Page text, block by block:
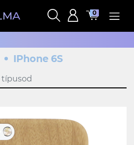
0
IPhone 6S